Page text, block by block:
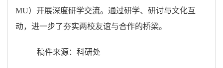
MU）开展深度研学交流。通过研学、研讨与文化互
动， 进一步了夯实两校友谊与合作的桥梁。
稿件来源：科研处